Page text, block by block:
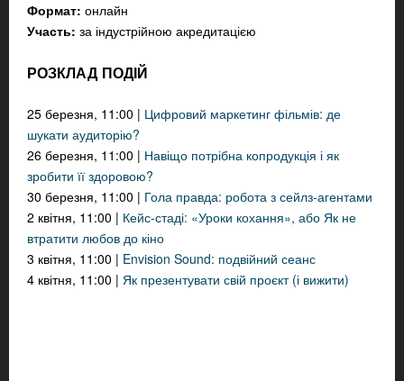
Формат: онлайн
Участь: за індустрійною акредитацією
РОЗКЛАД ПОДІЙ
25 березня, 11:00 | Цифровий маркетинг фільмів: де
шукати аудиторію?
26 березня, 11:00 | Навіщо потрібна копродукція і як
зробити її здоровою?
30 березня, 11:00 | Гола правда: робота з сейлз-агентами
2 квітня, 11:00 | Кейс-стаді: «Уроки кохання», або Як не
втратити любов до кіно
3 квітня, 11:00 | Envision Sound: подвійний сеанс
4 квітня, 11:00 | Як презентувати свій проєкт (і вижити)